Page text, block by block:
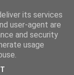
its services
user-agent are
and security
usage